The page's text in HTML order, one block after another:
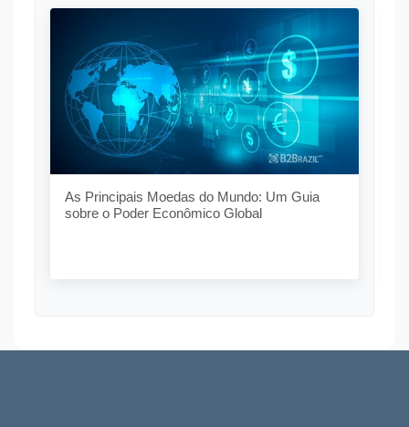
As Principais Moedas do Mundo: Um Guia
sobre o Poder Econômico Global